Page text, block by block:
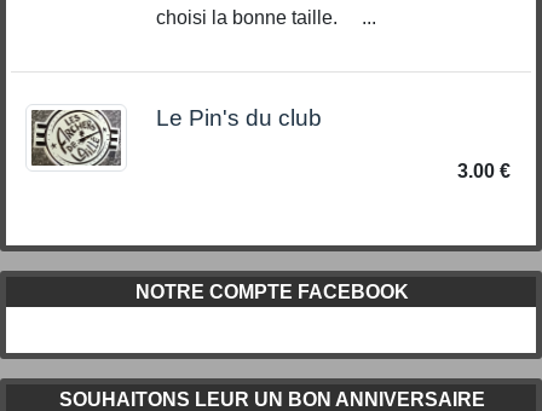
choisi la bonne taille. ...
Le Pin's du club
3.00 €
NOTRE COMPTE FACEBOOK
SOUHAITONS LEUR UN BON ANNIVERSAIRE